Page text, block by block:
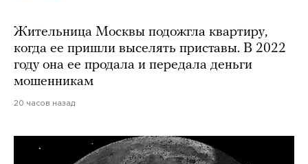
Жительница Москвы подожгла квартиру,
когда ее пришли выселять приставы. В 2022
году она ее продала и передала деньги
мошенникам
20 часов назад